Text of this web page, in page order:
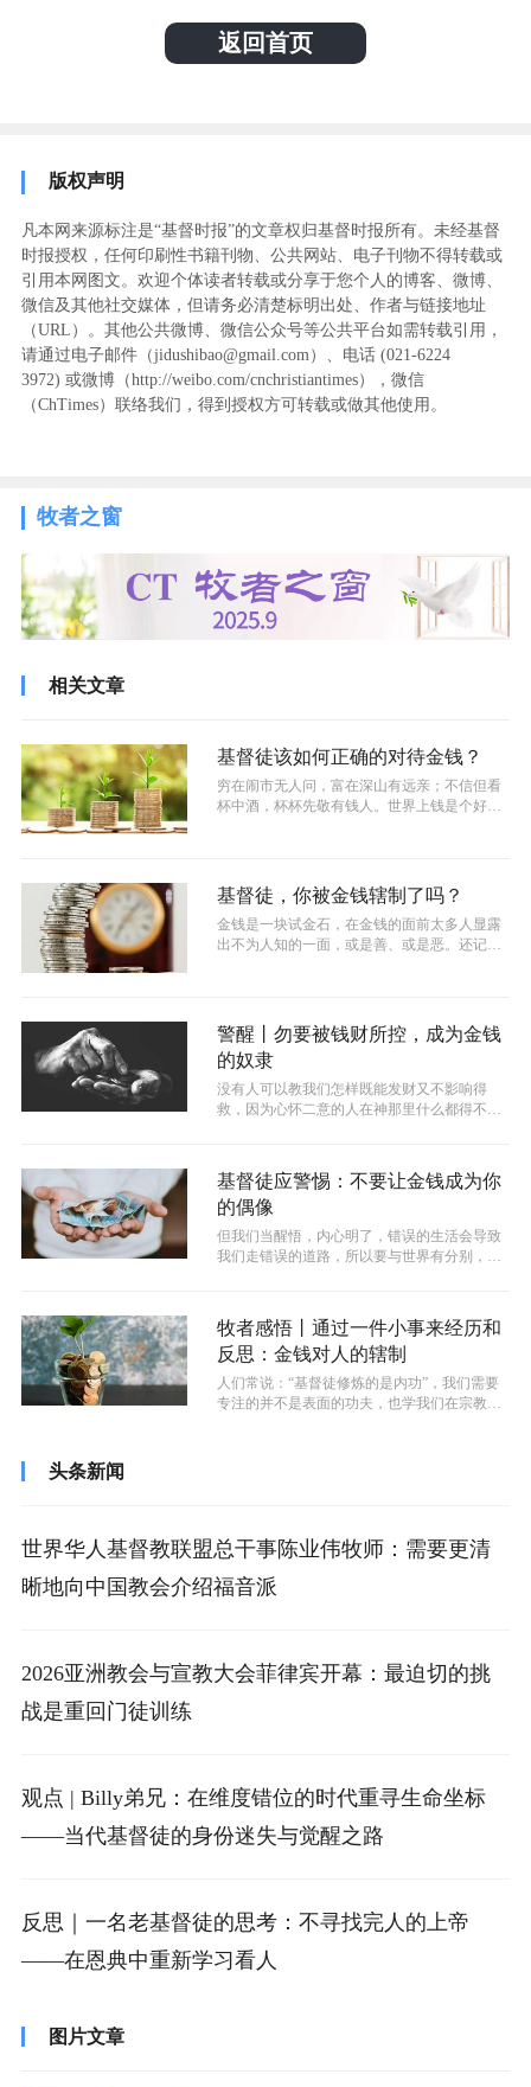
返回首页
版权声明
凡本网来源标注是“基督时报”的文章权归基督时报所有。未经基督
时报授权，任何印刷性书籍刊物、公共网站、电子刊物不得转载或
引用本网图文。欢迎个体读者转载或分享于您个人的博客、微博、
微信及其他社交媒体，但请务必清楚标明出处、作者与链接地址
（URL）。其他公共微博、微信公众号等公共平台如需转载引用，
请通过电子邮件（jidushibao@gmail.com）、电话 (021-6224
3972) ‬或微博（http://weibo.com/cnchristiantimes），微信
（ChTimes）联络我们，得到授权方可转载或做其他使用。
牧者之窗
相关文章
基督徒该如何正确的对待金钱？
​穷在闹市无人问，富在深山有远亲；不信但看
杯中酒，杯杯先敬有钱人。世界上钱是个好东
基督徒，你被金钱辖制了吗？
​金钱是一块试金石，在金钱的面前太多人显露
出不为人知的一面，或是善、或是恶。还记得
警醒丨勿要被钱财所控，成为金钱
的奴隶
没有人可以教我们怎样既能发财又不影响得
救，因为心怀二意的人在神那里什么都得不
基督徒应警惕：不要让金钱成为你
的偶像
但我们当醒悟，内心明了，错误的生活会导致
我们走错误的道路，所以要与世界有分别，与
牧者感悟丨通过一件小事来经历和
反思：金钱对人的辖制
人们常说：“基督徒修炼的是内功”，我们需要
专注的并不是表面的功夫，也学我们在宗教的
头条新闻
世界华人基督教联盟总干事陈业伟牧师：需要更清
晰地向中国教会介绍福音派
2026亚洲教会与宣教大会菲律宾开幕：最迫切的挑
战是重回门徒训练
观点 | Billy弟兄：在维度错位的时代重寻生命坐标
——当代基督徒的身份迷失与觉醒之路
反思｜一名老基督徒的思考：不寻找完人的上帝
——在恩典中重新学习看人
图片文章